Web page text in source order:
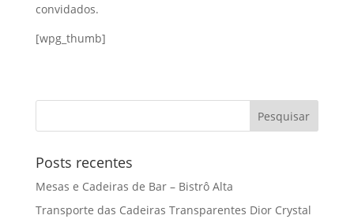
convidados.
[wpg_thumb]
Posts recentes
Mesas e Cadeiras de Bar – Bistrô Alta
Transporte das Cadeiras Transparentes Dior Crystal